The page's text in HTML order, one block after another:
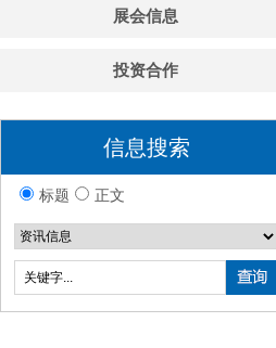
展会信息
投资合作
信息搜索
标题 正文